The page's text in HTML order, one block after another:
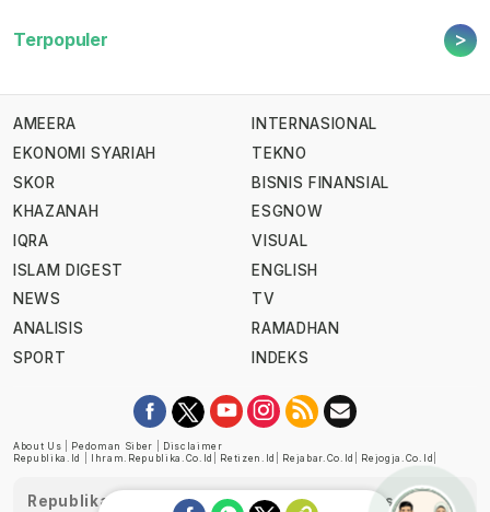
Terpopuler >
AMEERA
EKONOMI SYARIAH
SKOR
KHAZANAH
IQRA
ISLAM DIGEST
NEWS
ANALISIS
SPORT
INTERNASIONAL
TEKNO
BISNIS FINANSIAL
ESGNOW
VISUAL
ENGLISH
TV
RAMADHAN
INDEKS
About Us Pedoman Siber
Disclaimer
Republika.id
Ihram.republika.co.id Retizen.id Rejabar.co.id Rejogja.co.id
Republika telah diverifikasi oleh Dewan Pers